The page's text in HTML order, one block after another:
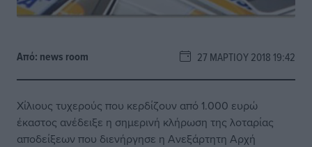
Από: news room 27 ΜΑΡΤΊΟΥ 2018 19:42
Χίλιους τυχερούς που κερδίζουν από 1.000 ευρώ
έκαστος ανέδειξε η σημερινή κλήρωση της λοταρίας
αποδείξεων που διενήργησε η Ανεξάρτητη Αρχή